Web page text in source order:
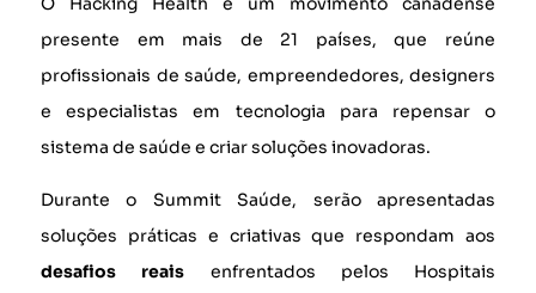
presente em mais de 21 países, que reúne
profissionais de saúde, empreendedores, designers
e especialistas em tecnologia para repensar o
sistema de saúde e criar soluções inovadoras.
Durante o Summit Saúde, serão apresentadas
soluções práticas e criativas que respondam aos
desafios reais enfrentados pelos Hospitais